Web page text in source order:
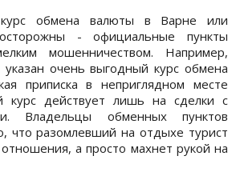
обмена валюты в Варне или
- официальные пункты
мошенничеством. Например,
очень выгодный курс обмена
приписка в неприглядном месте
курс действует лишь на сделки с
Владельцы обменных пунктов
что разомлевший на отдыхе турист
а просто махнет рукой на